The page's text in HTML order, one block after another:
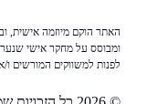
האתר הוקם מיוזמה אישית,
ומבוסס על מחקר אישי
לפנות למשווקים המורשים